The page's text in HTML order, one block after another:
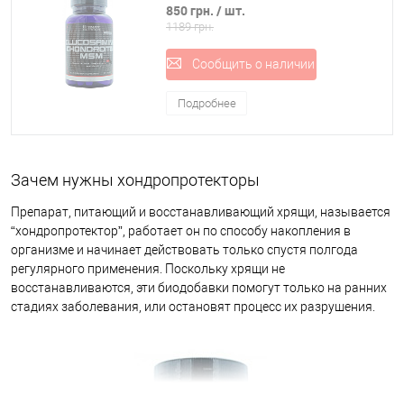
воспалительные процессы.
Природные хондропротекторы для суставов выпускают в
различных видах:
Гели и кремы для наружного применения;
Уколы в ампулах, которые можно колоть внутрь мышцы или
Мази применяются непосредственно на воспаленном участке.
Действенны при артритах и артрозах. При прогрессирующих
заболеваниях врачи рекомендуют использовать для лечения
таблетированную форму выпуска. Благодаря инъекциям эффект
усиливается, а время лечения существенно сокращается.
При различных травмах или возрастных изменениях специальная
MSM 90 таблеток Ultimate Nutrition
(00365-01)
850 грн. / шт.
1189 грн.
Сообщить о наличии
Подробнее
Зачем нужны хондропротекторы
Препарат, питающий и восстанавливающий хрящи, называется
“хондропротектор”, работает он по способу накопления в
организме и начинает действовать только спустя полгода
регулярного применения. Поскольку хрящи не
восстанавливаются, эти биодобавки помогут только на ранних
стадиях заболевания, или остановят процесс их разрушения.